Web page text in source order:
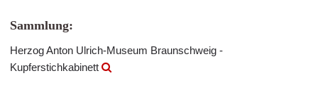
Sammlung:
Herzog Anton Ulrich-Museum Braunschweig -
Kupferstichkabinett